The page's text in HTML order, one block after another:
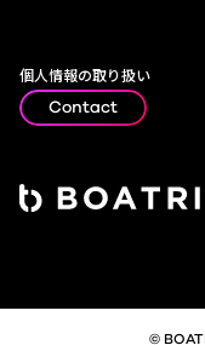
個人情報の取り扱い
Contact
©